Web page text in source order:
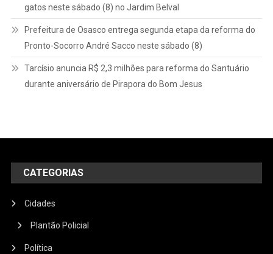
gatos neste sábado (8) no Jardim Belval
Prefeitura de Osasco entrega segunda etapa da reforma do
Pronto-Socorro André Sacco neste sábado (8)
Tarcísio anuncia R$ 2,3 milhões para reforma do Santuário
durante aniversário de Pirapora do Bom Jesus
CATEGORIAS
Cidades
Plantão Policial
Política